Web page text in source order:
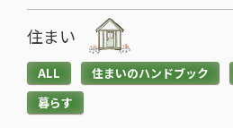
2026.05.28
続
き
を
住まい
ALL 住まいのハンドブック
暮らす